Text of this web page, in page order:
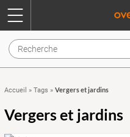
Accueil » Tags » Vergers et jardins
Vergers et jardins